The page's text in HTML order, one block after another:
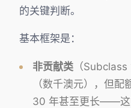
的关键判断。
基本框架是：
非贡献类 （
（数千澳元），但
30 年甚至更长——这